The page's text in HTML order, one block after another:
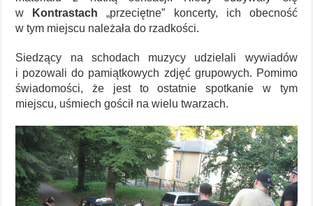
w
Kontrastach „przeciętne” koncerty, ich obecność
w tym miejscu należała do rzadkości.
Siedzący na schodach muzycy udzielali wywiadów
i pozowali do pamiątkowych zdjęć grupowych. Pomimo
świadomości, że jest to ostatnie spotkanie w tym
miejscu, uśmiech gościł na wielu twarzach.